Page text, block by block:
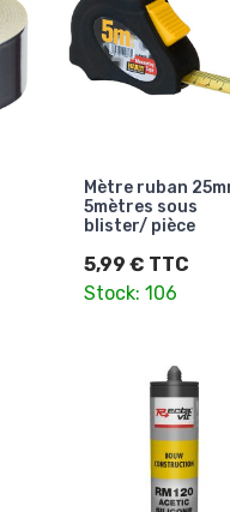
Mètre ruban
5mètres sous
blister/ pièce
5,99 € TTC
Stock: 106